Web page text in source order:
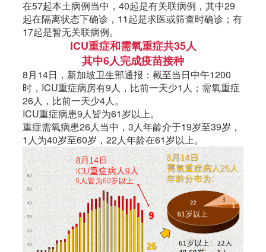
在57起本土病例当中，40起是有关联病例，其中29
起在隔离状态下确诊，11起是求医或筛查时确诊；有
17起是暂无关联病例。
ICU重症和需氧重症共35人
其中6人完成疫苗接种
8月14日， 新加坡卫生部通报：截至当日中午1200
时，ICU重症病房有9人，比前一天少1人；需氧重症
26人，比前一天少4人。
ICU重症病患9人皆为61岁以上。
重症需氧病患26人当中，3人年龄介于19岁至39岁，
1人为40岁至60岁，22人年龄在61岁以上。